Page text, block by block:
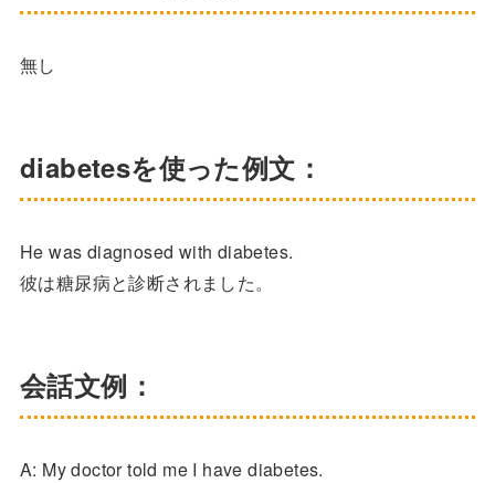
無し
diabetesを使った例文：
He was diagnosed with diabetes.
彼は糖尿病と診断されました。
会話文例：
A: My doctor told me I have diabetes.